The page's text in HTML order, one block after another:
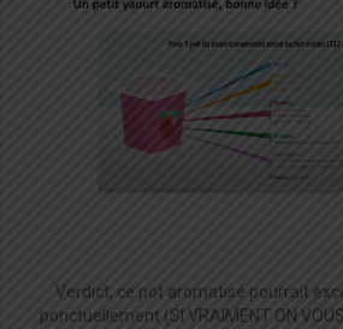
Verdict, ce pot aromatisé pourrait
ponctuellement (SI VRAIMENT ON